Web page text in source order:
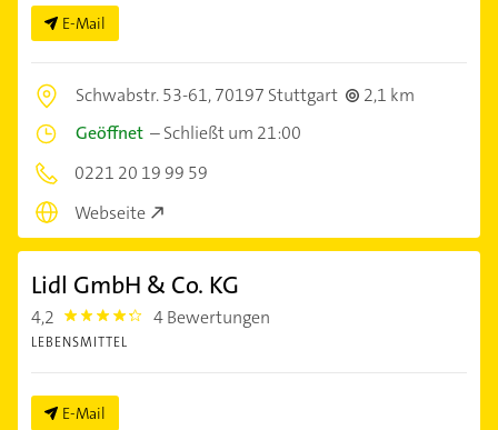
E-Mail
Schwabstr. 53-61,70197 Stuttgart
2,1 km
Geöffnet –Schließt um 21:00
0221 20 19 99 59
Webseite
Lidl GmbH & Co. KG
4,2 4.2000003 4 Bewertungen
LEBENSMITTEL
E-Mail